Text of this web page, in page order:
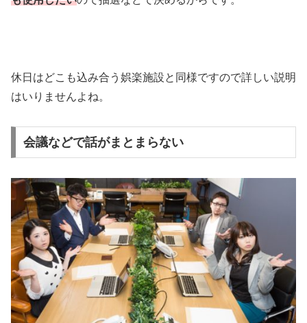
休日はどこも込み合う娯楽施設と同様ですので詳しい説明
はいりませんよね。
会議などで話がまとまらない